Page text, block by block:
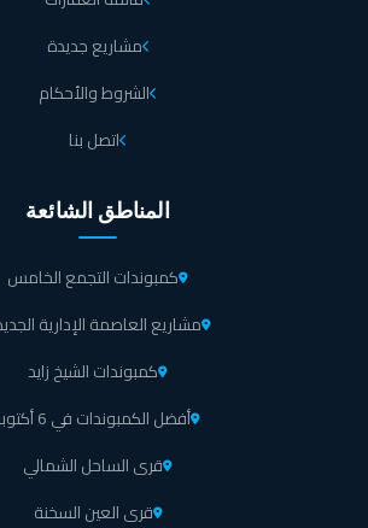
مشاريع جديدة
الشروط والأحكام
اتصل بنا
المناطق الشائعة
كمبوندات التجمع الخامس
مشاريع العاصمة الإدارية
كمبوندات الشيخ زايد
أفضل الكمبوندات في 6 أكتوبر
قرى الساحل الشمالي
قرى العين السخنة